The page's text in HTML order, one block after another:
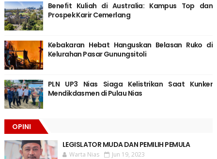
Benefit Kuliah di Australia: Kampus Top dan
Prospek Karir Cemerlang
Kebakaran Hebat Hanguskan Belasan Ruko di
Kelurahan Pasar Gunungsitoli
PLN UP3 Nias Siaga Kelistrikan Saat Kunker
Mendikdasmen di Pulau Nias
OPINI
LEGISLATOR MUDA DAN PEMILIH PEMULA
Warta Nias Jun 19, 2023